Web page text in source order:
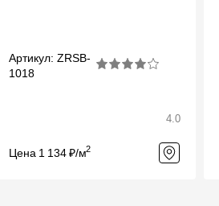
Артикул: ZRSB-
1018
4.0
Цена 1 134 ₽/м2